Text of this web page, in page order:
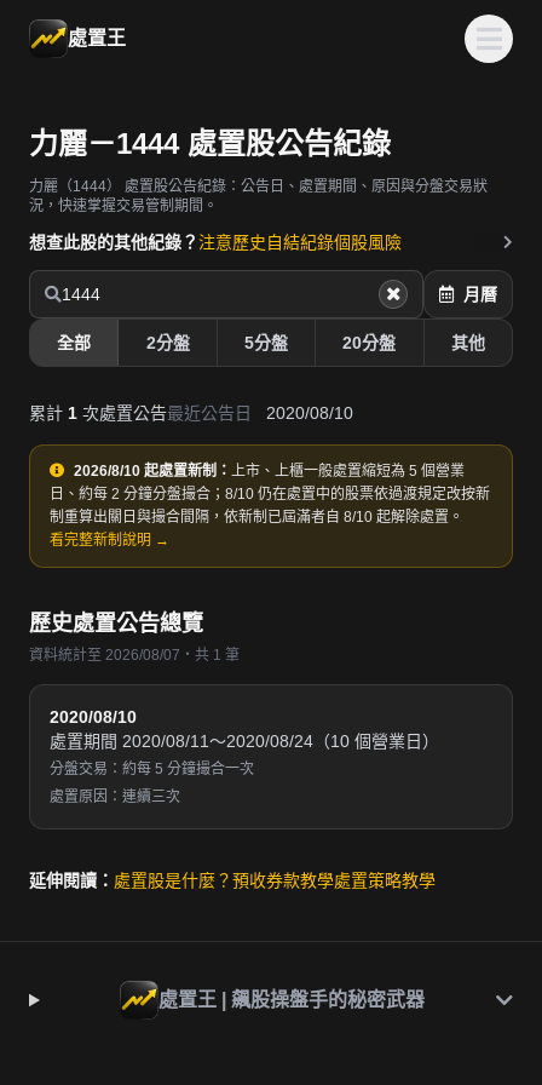
處置王
力麗－1444 處置股公告紀錄
力麗（1444）
處置股公告紀錄：公告日、處置期間、原因與分盤交易狀
況，快速掌握交易管制期間。
想查此股的其他紀錄？ 注意歷史自結紀錄個股風險
1444 月曆
全部 2分盤 5分盤 20分盤 其他
累計 1 次處置公告最近公告日 2020/08/10
2026/8/10 起處置新制： 上市、上櫃一般處置縮短為 5 個營業
日、約每 2 分鐘分盤撮合；8/10 仍在處置中的股票依過渡規定改按新
制重算出關日與撮合間隔，依新制已屆滿者自 8/10 起解除處置。
看完整新制說明 →
歷史處置公告總覽
資料統計至 2026/08/07・共 1 筆
2020/08/10
處置期間 2020/08/11～2020/08/24（10 個營業日）
分盤交易：約每 5 分鐘撮合一次
處置原因：連續三次
延伸閱讀： 處置股是什麼？預收券款教學處置策略教學
處置王 | 飆股操盤手的秘密武器